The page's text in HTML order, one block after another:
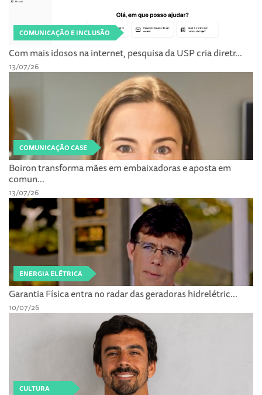
COMUNICAÇÃO E INCLUSÃO
Com mais idosos na internet, pesquisa da USP cria diretr...
13/07/26
COMUNICAÇÃO CASE
Boiron transforma mães em embaixadoras e aposta em
comun...
13/07/26
ENERGIA ELÉTRICA
Garantia Física entra no radar das geradoras hidrelétric...
10/07/26
CULTURA